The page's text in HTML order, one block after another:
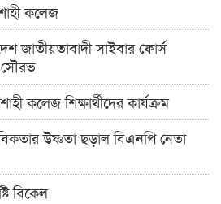
কলেজ
জাতীয়তাবাদী সাইবার ফোর্স
সৌরভ
কলেজ শিক্ষার্থীদের কার্যক্রম
উষ্ণতা ছড়াল বিএনপি নেতা
বিকেল